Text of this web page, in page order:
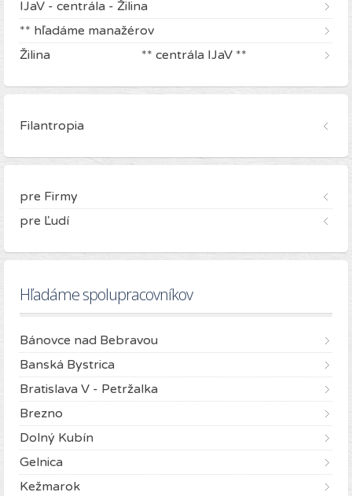
IJaV - centrála - Žilina
** hľadáme manažérov
Žilina ** centrála IJaV **
Filantropia
pre Firmy
pre Ľudí
Hľadáme spolupracovníkov
Bánovce nad Bebravou
Banská Bystrica
Bratislava V - Petržalka
Brezno
Dolný Kubín
Gelnica
Kežmarok